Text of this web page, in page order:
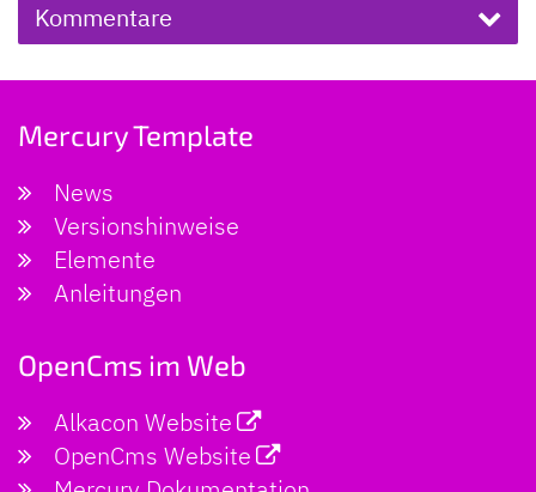
Kommentare
Mercury Template
News
Versionshinweise
Elemente
Anleitungen
OpenCms im Web
Alkacon Website
OpenCms Website